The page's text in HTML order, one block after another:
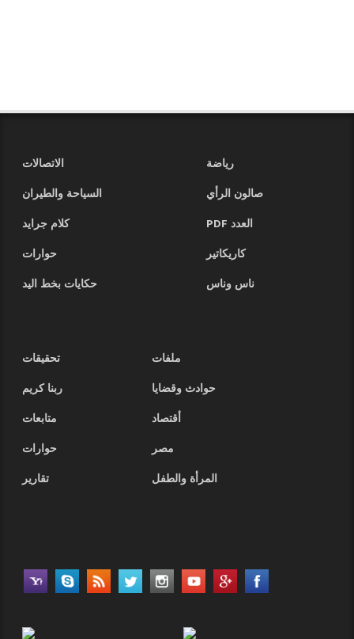
رياضة
الاتصالات
صالون الرأي
السياحة والطيران
العدد PDF
كلام جرايد
كاريكاتير
حوارات
ناس وناس
حكايات بخط اليد
ملفات
تحقيقات
حوادث وقضايا
ربنا كريم
أقتصاد
متابعات
مصر
حوارات
المرأة والطفل
تقارير